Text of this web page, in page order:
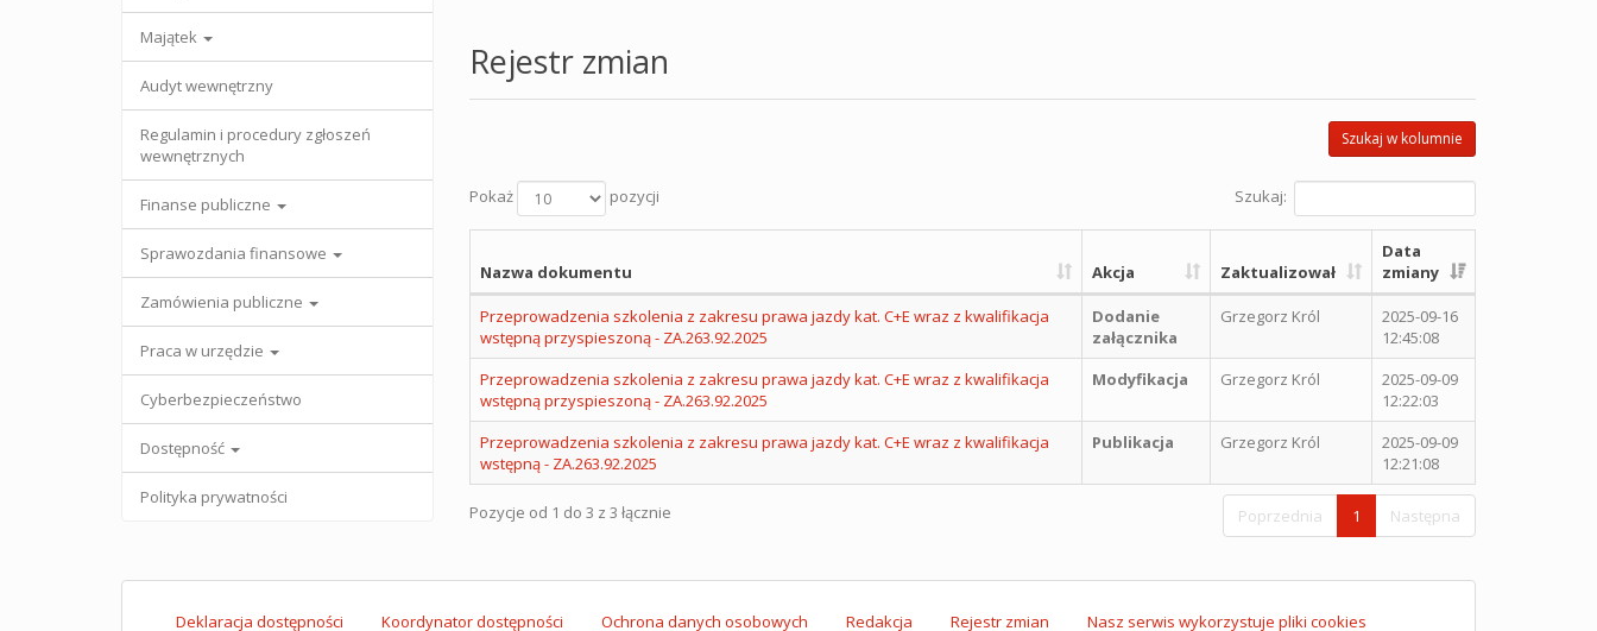
Majątek
Audyt wewnętrzny
Regulamin i procedury zgłoszeń
wewnętrznych
Finanse publiczne
Sprawozdania finansowe
Zamówienia publiczne
Praca w urzędzie
Cyberbezpieczeństwo
Dostępność
Polityka prywatności
Rejestr zmian
Szukaj w kolumnie
Pokaż pozycji Szukaj:
Nazwa dokumentu Akcja Zaktualizował
Data
zmiany
Przeprowadzenia szkolenia z zakresu prawa jazdy kat. C+E wraz z kwalifikacja
wstępną przyspieszoną - ZA.263.92.2025
Dodanie
załącznika
Grzegorz Król
2025-09-16
12:45:08
Przeprowadzenia szkolenia z zakresu prawa jazdy kat. C+E wraz z kwalifikacja
wstępną przyspieszoną - ZA.263.92.2025
Modyfikacja Grzegorz Król
2025-09-09
12:22:03
Przeprowadzenia szkolenia z zakresu prawa jazdy kat. C+E wraz z kwalifikacja
wstępną - ZA.263.92.2025
Publikacja Grzegorz Król
2025-09-09
12:21:08
Pozycje od 1 do 3 z 3 łącznie Poprzednia 1 Następna
Deklaracja dostępności Koordynator dostępności Ochrona danych osobowych Redakcja Rejestr zmian Nasz serwis wykorzystuje pliki cookies